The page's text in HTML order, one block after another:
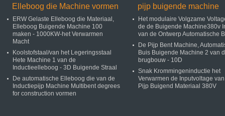
Elleboog die Machine vormen
ERW Gelaste Elleboog die Materiaal,
Elleboog Buigende Machine 100
maken - 1000KW-het Verwarmen
Macht
Koolstofstaal/van het Legeringsstaal
Hete Machine 1 van de
Inductieelleboog - 3D Buigende Straal
De automatische Elleboog die van de
Inductiepijp Machine Multibent degrees
for construction vormen
pijp buigende machine
Het modulaire Volgzame
de de Buigende Machine380v
van de Ontwerp Automatische
De Pijp Bent Machine,
Buis Buigende Machine 2 van
brugbouw - 10D
Snak Krommingeninductie het
Verwarmen de Inputvoltage
Pijp Buigend Materiaal 380V